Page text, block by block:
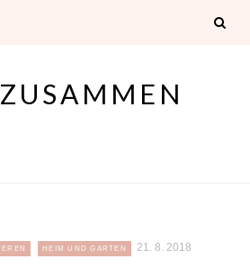
HEIM UND GARTEN 21. 8. 2018